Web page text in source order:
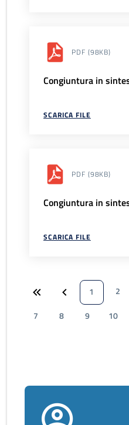
PDF (98KB)
Congiuntura in
SCARICA FILE
PDF (98KB)
Congiuntura in
SCARICA FILE
1 2
7
8 9 10